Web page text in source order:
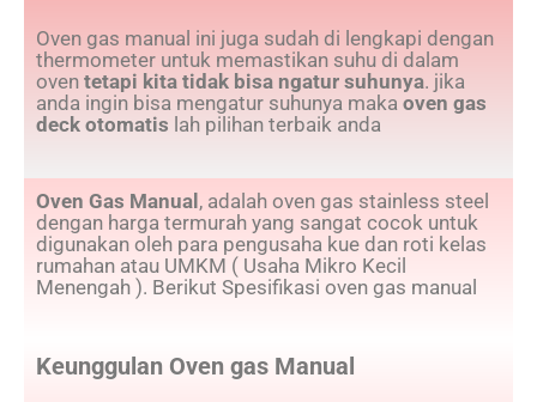
Oven gas manual ini juga sudah di lengkapi dengan
thermometer untuk memastikan suhu di dalam
oven tetapi kita tidak bisa ngatur suhunya. jika
anda ingin bisa mengatur suhunya maka oven gas
deck otomatis lah pilihan terbaik anda
Oven Gas Manual, adalah oven gas stainless steel
dengan harga termurah yang sangat cocok untuk
digunakan oleh para pengusaha kue dan roti kelas
rumahan atau UMKM ( Usaha Mikro Kecil
Menengah ). Berikut Spesifikasi oven gas manual
Keunggulan Oven gas Manual